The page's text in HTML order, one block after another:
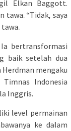
Elkan Baggott.
tawa. “Tidak, saya
bertransformasi
baik setelah dua
Herdman mengaku
Indonesia
Inggris.
level permainan
ke dalam